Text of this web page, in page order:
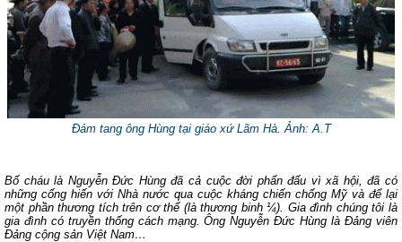
Đám tang ông Hùng tại giáo xứ Lãm Hà. Ảnh: A.T
Bố cháu là Nguyễn Đức Hùng đã cả cuộc đời phấn đấu vì xã hội, đã có
những cống hiến với Nhà nước qua cuộc kháng chiến chống Mỹ và để lại
một phần thương tích trên cơ thể (là thương binh ¼). Gia đình chúng tôi là
gia đình có truyền thống cách mạng. Ông Nguyễn Đức Hùng là Đảng viên
Đảng cộng sản Việt Nam…